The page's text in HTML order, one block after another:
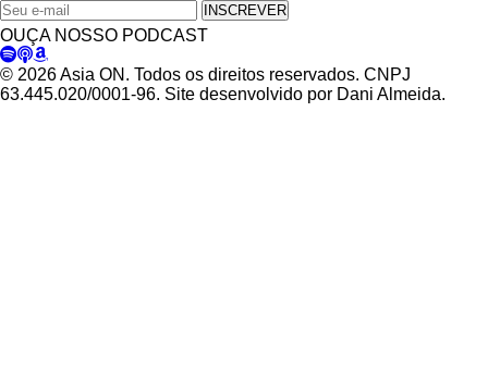
INSCREVER
OUÇA NOSSO PODCAST
© 2026 Asia ON. Todos os direitos reservados. CNPJ
63.445.020/0001-96. Site desenvolvido por Dani Almeida.